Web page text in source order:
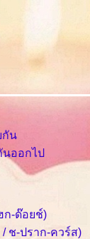
กัน
ออกไป
ก-ด๊อยช์)
/ ช-ปราก-ควร์ส)